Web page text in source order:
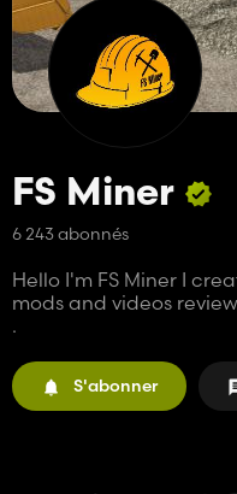
FS Miner
6 243 abonnés
Hello I'm FS Miner I
mods and videos
.
S'abonner